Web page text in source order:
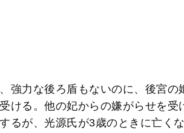
強力な後ろ盾もないのに、後宮の
ける。他の妃からの嫌がらせを受
るが、光源氏が3歳のときに亡く